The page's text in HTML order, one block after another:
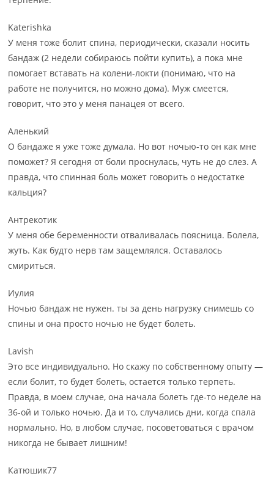
Katerishka
У меня тоже болит спина, периодически, сказали носить
бандаж (2 недели собираюсь пойти купить), а пока мне
помогает вставать на колени-локти (понимаю, что на
работе не получится, но можно дома). Муж смеется,
говорит, что это у меня панацея от всего.
Аленький
О бандаже я уже тоже думала. Но вот ночью-то он как мне
поможет? Я сегодня от боли проснулась, чуть не до слез. А
правда, что спинная боль может говорить о недостатке
кальция?
Антрекотик
У меня обе беременности отваливалась поясница. Болела,
жуть. Как будто нерв там защемлялся. Оставалось
смириться.
Иулия
Ночью бандаж не нужен. ты за день нагрузку снимешь со
спины и она просто ночью не будет болеть.
Lavish
Это все индивидуально. Но скажу по собственному опыту —
если болит, то будет болеть, остается только терпеть.
Правда, в моем случае, она начала болеть где-то неделе на
36-ой и только ночью. Да и то, случались дни, когда спала
нормально. Но, в любом случае, посоветоваться с врачом
никогда не бывает лишним!
Катюшик77